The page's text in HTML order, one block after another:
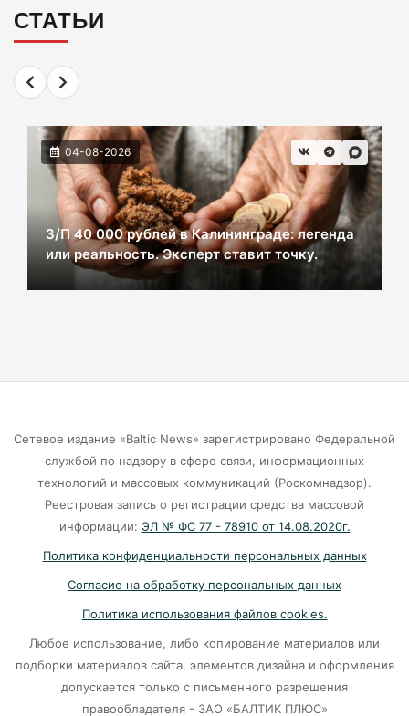
700 млн рублей
В Черняховске из реки достали тело
женщины. Следком проводит проверку.
06-08-2026
В центре Зеленоградска уже неделю
красуется фекальная лужа
Больше тонны рыбы незаконно выловили в
Калининградской области с начала года
06-08-2026
В Светлогорске женщина купила «корейца»
по «удалёнке» и потеряла деньги
05-08-2026
На двух перекрёстках в Калининграде теперь
нужно ехать по-новому
СТАТЬИ
04-08-2026
З/П 40 000 рублей в Калининграде: легенда
или реальность. Эксперт ставит точку.
Сетевое издание «Baltic News» зарегистрировано Федеральной
службой по надзору в сфере связи, информационных
технологий и массовых коммуникаций (Роскомнадзор).
Реестровая запись о регистрации средства массовой
информации: ЭЛ № ФС 77 - 78910 от 14.08.2020г.
Политика конфиденциальности персональных данных
Согласие на обработку персональных данных
Политика использования файлов cookies.
Любое использование, либо копирование материалов или
подборки материалов сайта, элементов дизайна и оформления
допускается только с письменного разрешения
правообладателя - ЗАО «БАЛТИК ПЛЮС»